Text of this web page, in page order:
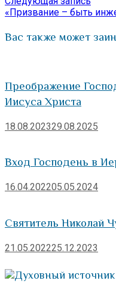
записям
«Призвание – быть
Вас также может
Преображение
Иисуса Христа
18.08.202329.08.2025
Вход Господень в
16.04.202205.05.2024
Святитель Николай
21.05.202225.12.2023
Духовный источник